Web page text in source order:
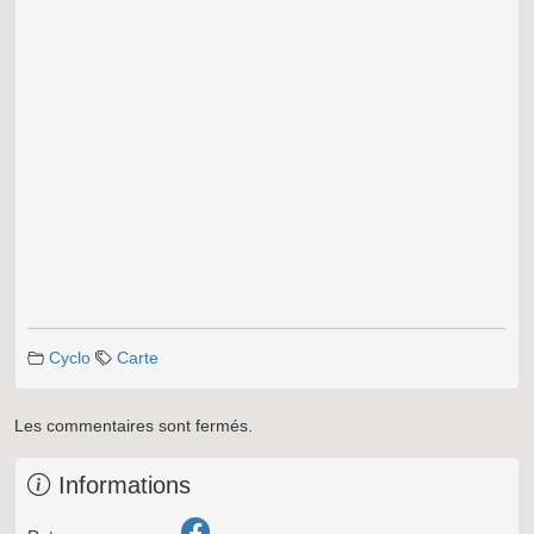
Cyclo Carte
Les commentaires sont fermés.
Informations